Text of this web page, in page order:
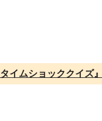
イムショッククイズ